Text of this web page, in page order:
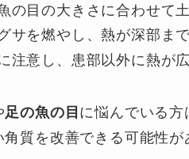
魚の目の大きさに合わせて
サを燃やし、熱が深部ま
注意し、患部以外に熱が
足の魚の目 に悩んでいる方
質を改善できる可能性が